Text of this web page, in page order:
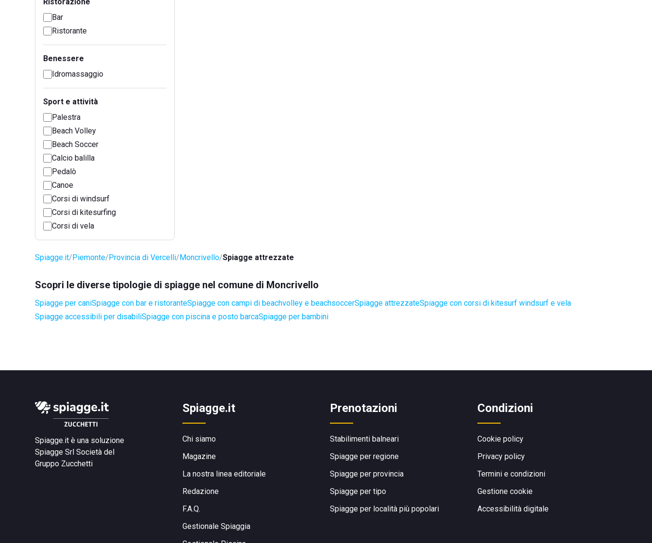
Bar
Ristorante
Benessere
Idromassaggio
Sport e attività
Palestra
Beach Volley
Beach Soccer
Calcio balilla
Pedalò
Canoe
Corsi di windsurf
Corsi di kitesurfing
Corsi di vela
Spiagge.it Piemonte Provincia di Vercelli Moncrivello Spiagge attrezzate
Scopri le diverse tipologie di spiagge nel comune di Moncrivello
Spiagge per caniSpiagge con bar e ristoranteSpiagge con campi di beachvolley e beachsoccerSpiagge attrezzateSpiagge con corsi di kitesurf windsurf e vela
Spiagge accessibili per disabiliSpiagge con piscina e posto barcaSpiagge per bambini
Spiagge.it è una soluzione
Spiagge Srl Società del
Gruppo Zucchetti
Spiagge.it
Chi siamo
Magazine
La nostra linea editoriale
Redazione
F.A.Q.
Gestionale Spiaggia
Prenotazioni
Stabilimenti balneari
Spiagge per regione
Spiagge per provincia
Spiagge per tipo
Spiagge per località più popolari
Condizioni
Cookie policy
Privacy policy
Termini e condizioni
Gestione cookie
Accessibilità digitale